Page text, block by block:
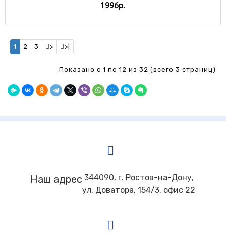
1996р.
1 2 3 > >|
Показано с 1 по 12 из 32 (всего 3 страниц)
Наш адрес 344090, г. Ростов-на-Дону,
ул. Доватора, 154/3, офис 22